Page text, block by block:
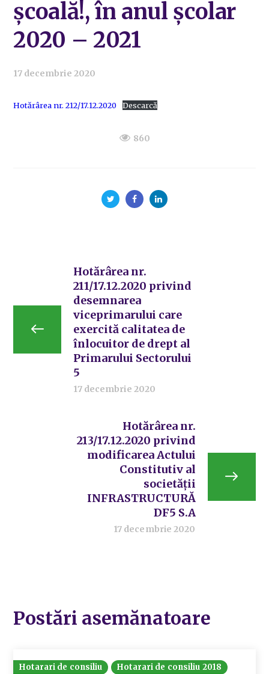
școală!, în anul școlar
2020 – 2021
17 decembrie 2020
Hotărârea nr. 212/17.12.2020 Descarcă
860
Hotărârea nr.
211/17.12.2020 privind
desemnarea
viceprimarului care
exercită calitatea de
înlocuitor de drept al
Primarului Sectorului
5
17 decembrie 2020
Hotărârea nr.
213/17.12.2020 privind
modificarea Actului
Constitutiv al
societății
INFRASTRUCTURĂ
DF5 S.A
17 decembrie 2020
Postări asemănatoare
Hotarari de consiliu
Hotarari de consiliu 2018